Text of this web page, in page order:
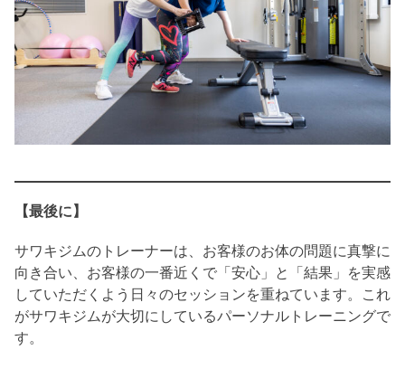
【最後に】
サワキジムのトレーナーは、お客様のお体の問題に真撃に
向き合い、お客様の一番近くで「安心」と「結果」を実感
していただくよう日々のセッションを重ねています。これ
がサワキジムが大切にしているパーソナルトレーニングで
す。